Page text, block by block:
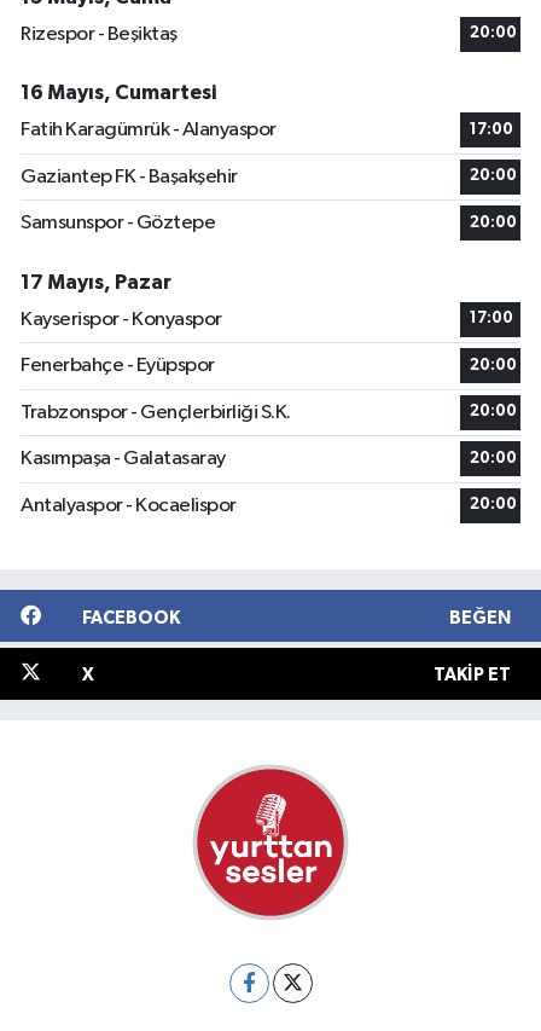
Rizespor - Beşiktaş
20:00
16 Mayıs, Cumartesi
Fatih Karagümrük - Alanyaspor
17:00
Gaziantep FK - Başakşehir 20:00
Samsunspor - Göztepe 20:00
17 Mayıs, Pazar
Kayserispor - Konyaspor
17:00
Fenerbahçe - Eyüpspor 20:00
Trabzonspor - Gençlerbirliği S.K. 20:00
Kasımpaşa - Galatasaray 20:00
Antalyaspor - Kocaelispor 20:00
FACEBOOK BEĞEN
X TAKIP ET